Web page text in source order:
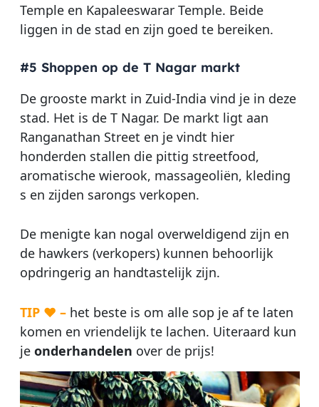
Temple en Kapaleeswarar Temple. Beide
liggen in de stad en zijn goed te bereiken.
#5 Shoppen op de T Nagar markt
De grooste markt in Zuid-India vind je in deze
stad. Het is de T Nagar. De markt ligt aan
Ranganathan Street en je vindt hier
honderden stallen die pittig streetfood,
aromatische wierook, massageoliën, kleding
s en zijden sarongs verkopen.
De menigte kan nogal overweldigend zijn en
de hawkers (verkopers) kunnen behoorlijk
opdringerig an handtastelijk zijn.
TIP ♥ – het beste is om alle sop je af te laten
komen en vriendelijk te lachen. Uiteraard kun
je onderhandelen over de prijs!